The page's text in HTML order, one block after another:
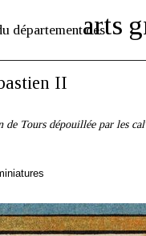
département des
arts
II
Tours dépouillée par les